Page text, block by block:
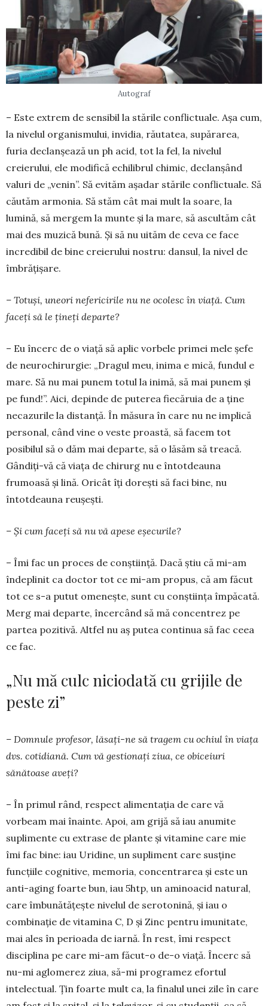
Autograf
– Este extrem de sensibil la stările con­flictuale. Așa cum,
la nivelul organismului, invidia, răutatea, su­părarea,
furia declanșează un ph acid, tot la fel, la nivelul
creierului, ele modifică echilibrul chimic, declanșând
valuri de „venin”. Să evităm așadar stările conflictuale. Să
căutăm armonia. Să stăm cât mai mult la soare, la
lumină, să mergem la munte și la mare, să ascultăm cât
mai des muzică bună. Și să nu uităm de ceva ce face
incredibil de bine cre­ierului nostru: dansul, la nivel de
îmbrățișare.
– Totuși, uneori nefericirile nu ne ocolesc în viață. Cum
faceți să le țineți departe?
– Eu încerc de o viață să aplic vorbele primei mele șefe
de neurochirurgie: „Dra­gul meu, inima e mică, fundul e
mare. Să nu mai punem totul la inimă, să mai punem și
pe fund!”. Aici, depinde de puterea fie­căruia de a ține
neca­zu­rile la distanță. În măsura în care nu ne implică
perso­nal, când vine o veste proas­tă, să facem tot
posibilul să o dăm mai departe, să o lăsăm să treacă.
Gândiți-vă că viața de chirurg nu e întotdeauna
frumoasă și lină. Oricât îți dorești să faci bine, nu
întotdeauna reușești.
– Și cum faceți să nu vă apese eșecurile?
– Îmi fac un proces de conștiință. Dacă știu că mi-am
îndeplinit ca doctor tot ce mi-am propus, că am făcut
tot ce s-a putut omenește, sunt cu conști­ința împăcată.
Merg mai departe, încercând să mă concentrez pe
partea pozitivă. Altfel nu aș putea continua să fac ceea
ce fac.
„Nu mă culc niciodată cu grijile de
peste zi”
– Domnule profesor, lăsați-ne să tragem cu ochiul în viața
dvs. cotidiană. Cum vă gestionați ziua, ce obiceiuri
sănătoase aveți?
– În primul rând, respect alimentația de care vă
vorbeam mai înainte. Apoi, am grijă să iau anumite
suplimente cu extrase de plante și vitamine care mie
îmi fac bine: iau Uridine, un supliment care susține
funcțiile cognitive, memoria, concentrarea și este un
anti-aging foarte bun, iau 5htp, un aminoacid natural,
care îmbunătățește nivelul de serotonină, și iau o
combinație de vitamina C, D și Zinc pentru imu­nitate,
mai ales în perioada de iarnă. În rest, îmi respect
disciplina pe care mi-am făcut-o de-o viață. Încerc să
nu-mi aglomerez ziua, să-mi programez efortul
intelectual. Țin foarte mult ca, la finalul unei zile în care